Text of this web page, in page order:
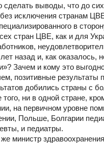
сделать выводы, что до
исключения странам
в
стран ЦВЕ, как и для
назад и, как оказалось,
Зачем и кому это
позитивные результаты
добились страны с
того, ни в одной стране,
на первичном уровне
Польше, Болгарии
и педиатры.
министр